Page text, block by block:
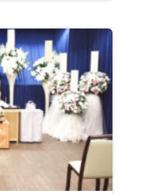
に向ける愛情も
場面で支えて
様への大きな感
ってあげたい